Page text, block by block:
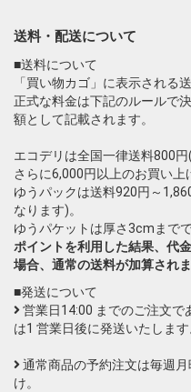
送料・配送について
■送料について
「買い物カゴ」に表示される
正式な料金は下記のルールで
額として記載されます。
エコデリは全国一律送料800
さらに6,000円以上のお買い上
ゆうパックは送料920円～
なります)。
ゆうパケットは厚さ3cmまで
ポイントを利用した結果、代
場合、通常の送料が加算されま
■発送について
営業日14:00 までのご注文で
は1 営業日後に発送いたします
通常商品の予約注文は毎週
け。